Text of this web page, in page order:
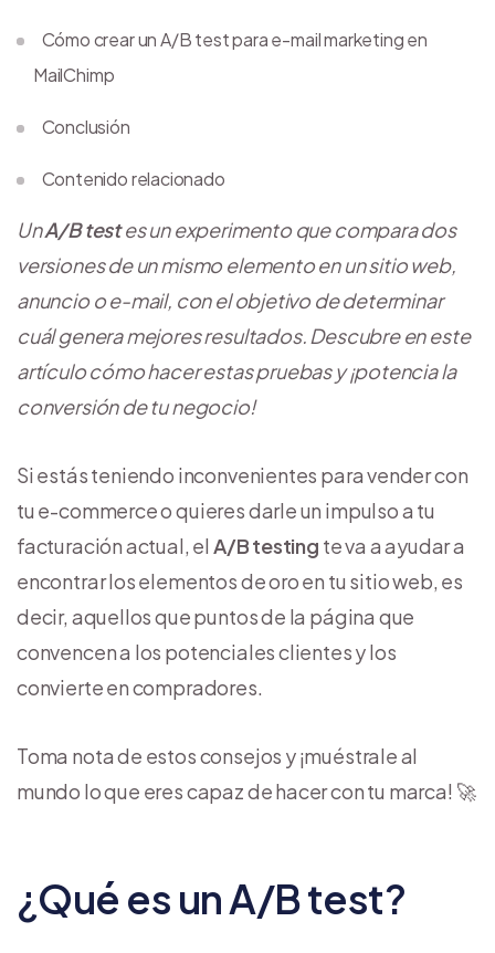
UnA/B testes un experimento que compara dos
versiones de un mismo elemento en un sitio web,
anuncio o e-mail, con el objetivo de determinar
cuál genera mejores resultados. Descubre en este
artículo cómo hacer estas pruebas y ¡potencia la
conversión de tu negocio!
Si estás teniendo inconvenientes para vender con
tu e-commerce o quieres darle un impulso a tu
facturación actual, el A/B testing te va a ayudar a
encontrar los elementos de oro en tu sitio web, es
decir, aquellos que puntos de la página que
convencen a los potenciales clientes y los
convierte en compradores.
Toma nota de estos consejos y ¡muéstrale al
mundo lo que eres capaz de hacer con tu marca! 🚀
¿Qué es un A/B test?
Cómo crear un A/B test para e-mail marketing en
MailChimp
Conclusión
Contenido relacionado